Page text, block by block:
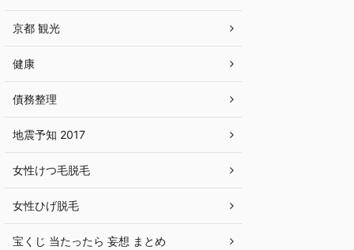
京都 観光
健康
債務整理
地震予知 2017
女性けつ毛脱毛
女性ひげ脱毛
宝くじ 当たったら 妄想 まとめ